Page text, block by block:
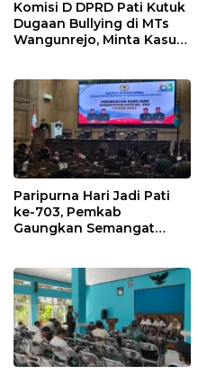
Komisi D DPRD Pati Kutuk
Dugaan Bullying di MTs
Wangunrejo, Minta Kasus
Paripurna Hari Jadi Pati
ke-703, Pemkab
Gaungkan Semangat